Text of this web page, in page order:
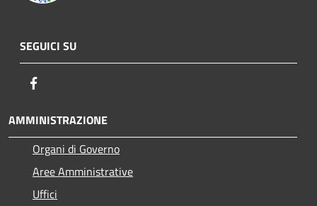
SEGUICI SU
AMMINISTRAZIONE
Organi di Governo
Aree Amministrative
Uffici